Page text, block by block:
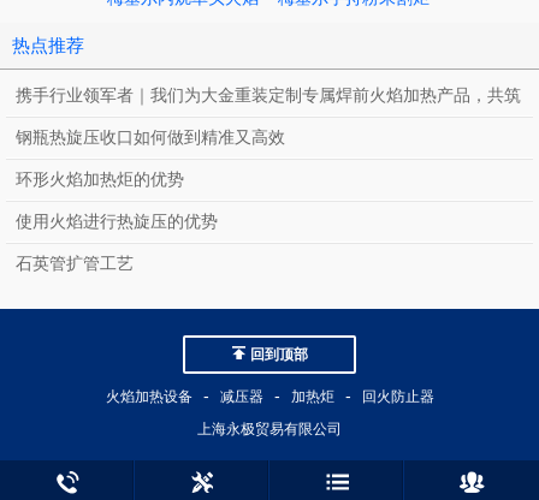
FS p
热点推荐
携手行业领军者｜我们为大金重装定制专属焊前火焰加热产品，共筑
绿色能源新标杆
钢瓶热旋压收口如何做到精准又高效
环形火焰加热炬的优势
使用火焰进行热旋压的优势
石英管扩管工艺
回到顶部
火焰加热设备 - 减压器 - 加热炬 -
回火防止器
上海永极贸易有限公司